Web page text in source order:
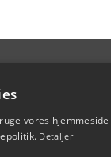
vores hjemmeside
Detaljer